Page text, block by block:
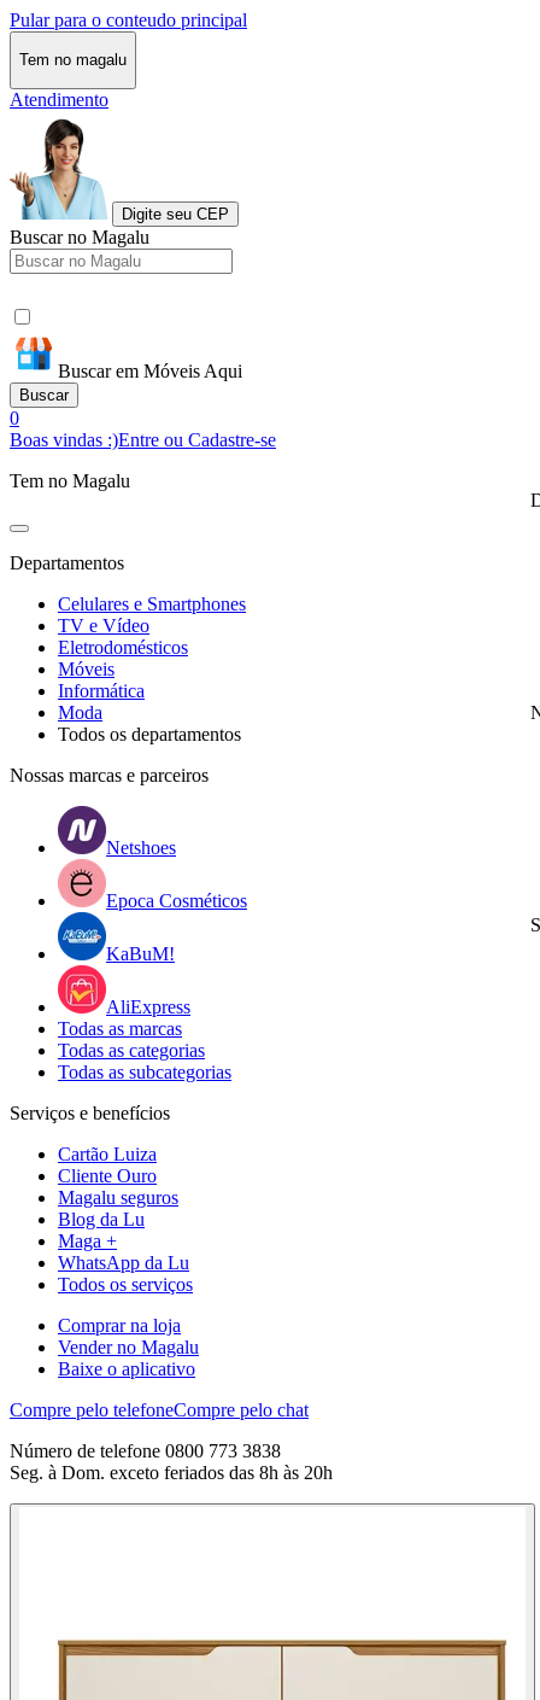
Pular para o conteudo principal
Tem no magalu
Atendimento
Digite seu CEP
Buscar no Magalu
Buscar em Móveis Aqui
Buscar
0
Boas vindas :)Entre ou Cadastre-se
Tem no Magalu
Departamentos
Celulares e Smartphones
TV e Vídeo
Eletrodomésticos
Móveis
Informática
Moda
Todos os departamentos
Nossas marcas e parceiros
Netshoes
Epoca Cosméticos
KaBuM!
AliExpress
Todas as marcas
Todas as categorias
Todas as subcategorias
Serviços e benefícios
Cartão Luiza
Cliente Ouro
Magalu seguros
Blog da Lu
Maga +
WhatsApp da Lu
Todos os serviços
Comprar na loja
Vender no Magalu
Baixe o aplicativo
Compre pelo telefoneCompre pelo chat
Número de telefone 0800 773 3838
Seg. à Dom. exceto feriados das 8h às 20h